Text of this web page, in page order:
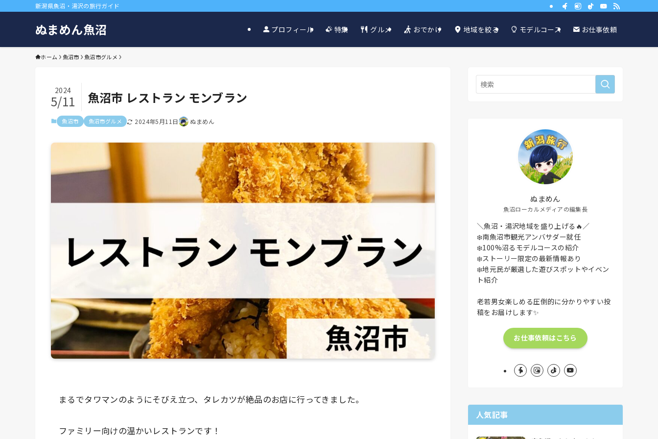
新潟県魚沼・湯沢の旅行ガイド
ぬまめん魚沼 プロフィール 特集 グルメ おでかけ 地域を絞る モデルコース お仕事依頼
ホーム 魚沼市 魚沼市グルメ
魚沼市 レストラン モンブラン
2024
5/11
魚沼市 魚沼市グルメ 2024年5月11日 ぬまめん
まるでタワマンのようにそびえ立つ、タレカツが絶品のお店に行ってきました。
ファミリー向けの温かいレストランです！
ぬまめん
魚沼ローカルメディアの編集長
＼魚沼・湯沢地域を盛り上げる🔥／
❄️南魚沼市観光アンバサダー就任
❄️100%沼るモデルコースの紹介
❄️ストーリー限定の最新情報あり
❄️地元民が厳選した遊びスポットやイベン
ト紹介
老若男女楽しめる圧倒的に分かりやすい投
稿をお届けします✨
お仕事依頼はこちら
人気記事